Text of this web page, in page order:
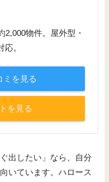
2,000物件。屋外型・
。
ミを見る
を見る
出したい」なら、自分
いています。ハロース